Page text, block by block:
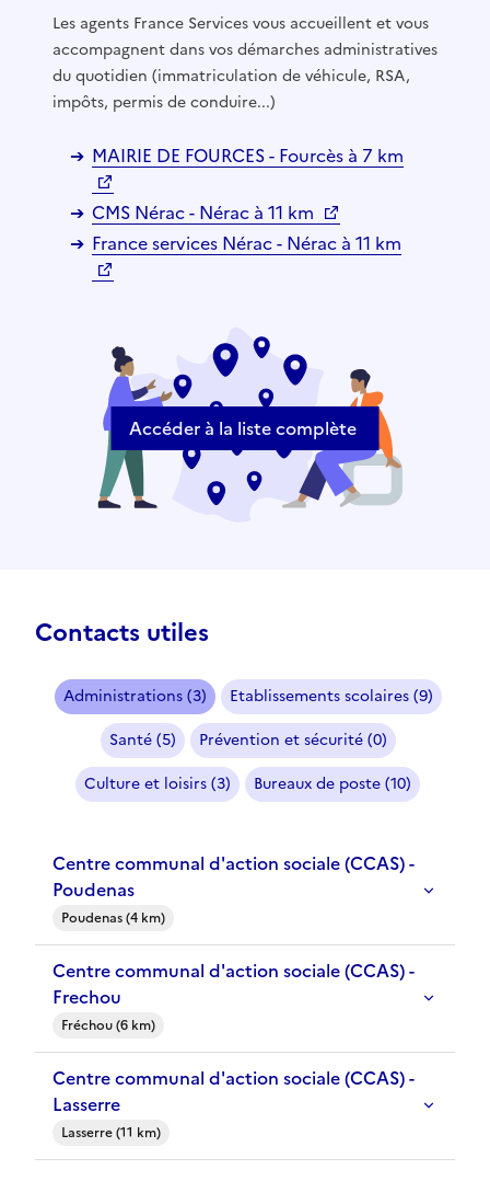
Les agents France Services vous accueillent et vous
accompagnent dans vos démarches administratives
du quotidien (immatriculation de véhicule, RSA,
impôts, permis de conduire...)
MAIRIE DE FOURCES - Fourcès à 7 km
CMS Nérac - Nérac à 11 km
France services Nérac - Nérac à 11 km
Accéder à la liste complète
Contacts utiles
Administrations (3)
Etablissements scolaires (9)
Santé (5)
Prévention et sécurité (0)
Culture et loisirs (3)
Bureaux de poste (10)
Centre communal d'action sociale (CCAS) -
Poudenas
Poudenas (4 km)
Centre communal d'action sociale (CCAS) -
Frechou
Fréchou (6 km)
Centre communal d'action sociale (CCAS) -
Lasserre
Lasserre (11 km)